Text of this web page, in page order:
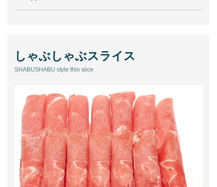
しゃぶしゃぶスライス
SHABUSHABU style thin slice